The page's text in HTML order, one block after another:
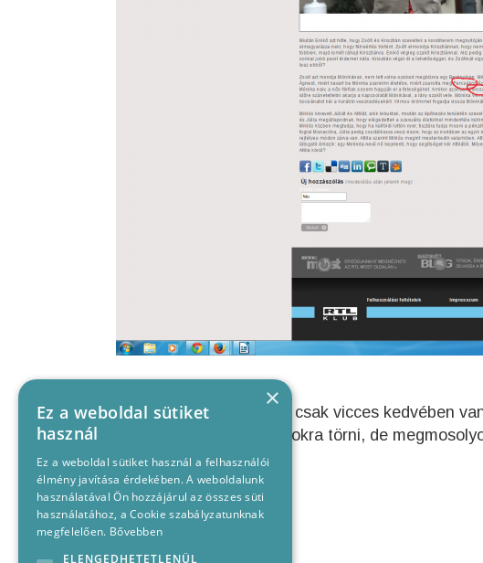
Nem tudjuk, hogy valaki csak vicces kedvében
szeretne színészi babérokra törni, de
×
Ez a weboldal sütiket
használ
Ez a weboldal sütiket használ a felhasználói
élmény javítása érdekében. A weboldalunk
használatával Ön hozzájárul az összes süti
használatához, a Cookie szabályzatunknak
megfelelően. Bővebben
ELENGEDHETETLENÜL